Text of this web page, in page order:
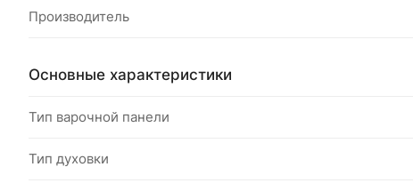
Производитель
Основные характеристики
Тип варочной панели
Тип духовки